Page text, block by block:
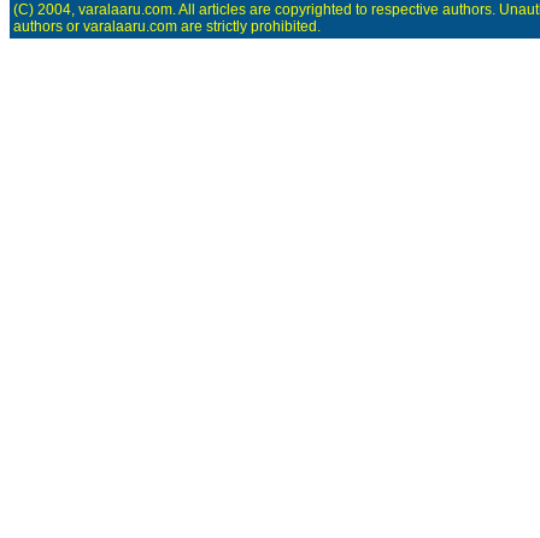
(C) 2004, varalaaru.com. All articles are copyrighted to respective authors.
authors or varalaaru.com are strictly prohibited.